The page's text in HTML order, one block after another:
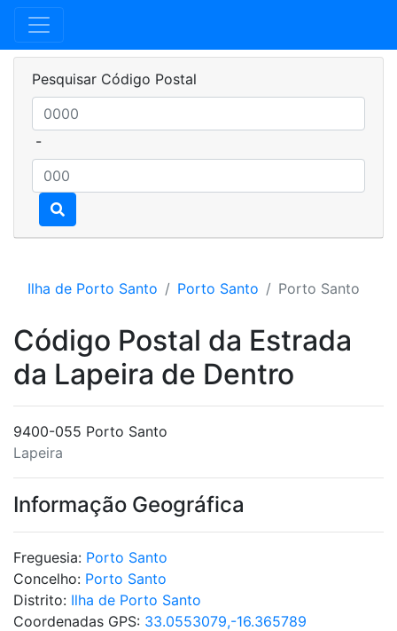
Pesquisar Código Postal
-
Ilha de Porto Santo Porto Santo Porto Santo
Código Postal da Estrada
da Lapeira de Dentro
9400-055 Porto Santo
Lapeira
Informação Geográfica
Freguesia: Porto Santo
Concelho: Porto Santo
Distrito: Ilha de Porto Santo
Coordenadas GPS: 33.0553079,-16.365789